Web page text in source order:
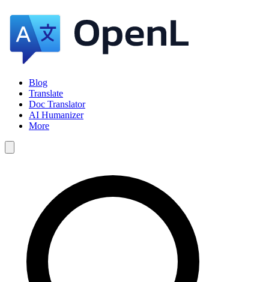
Blog
Translate
Doc Translator
AI Humanizer
More